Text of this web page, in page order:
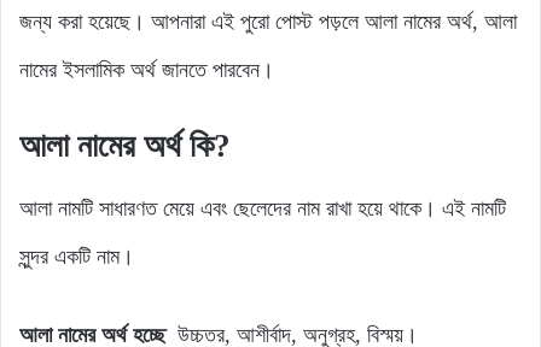
জন্য করা হয়েছে। আপনারা এই পুরো পোস্ট পড়লে আলা নামের অর্থ, আলা
নামের ইসলামিক অর্থ জানতে পারবেন।
আলা নামের অর্থ কি?
আলা নামটি সাধারণত মেয়ে এবং ছেলেদের নাম রাখা হয়ে থাকে। এই নামটি
সুন্দর একটি নাম।
আলা নামের অর্থ হচ্ছে উচ্চতর, আশীর্বাদ, অনুগ্রহ, বিস্ময়।